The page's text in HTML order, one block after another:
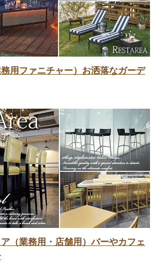
用ファニチャー）お洒落なガーデ
（業務用・店舗用）バーやカフェ